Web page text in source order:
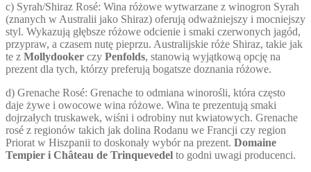
c) Syrah/Shiraz Rosé: Wina różowe wytwarzane z winogron Syrah
(znanych w Australii jako Shiraz) oferują odważniejszy i mocniejszy
styl. Wykazują głębsze różowe odcienie i smaki czerwonych jagód,
przypraw, a czasem nutę pieprzu. Australijskie róże Shiraz, takie jak
te z Mollydooker czy Penfolds, stanowią wyjątkową opcję na
prezent dla tych, którzy preferują bogatsze doznania różowe.
d) Grenache Rosé: Grenache to odmiana winorośli, która często
daje żywe i owocowe wina różowe. Wina te prezentują smaki
dojrzałych truskawek, wiśni i odrobiny nut kwiatowych. Grenache
rosé z regionów takich jak dolina Rodanu we Francji czy region
Priorat w Hiszpanii to doskonały wybór na prezent. Domaine
Tempier i Château de Trinquevedel to godni uwagi producenci.